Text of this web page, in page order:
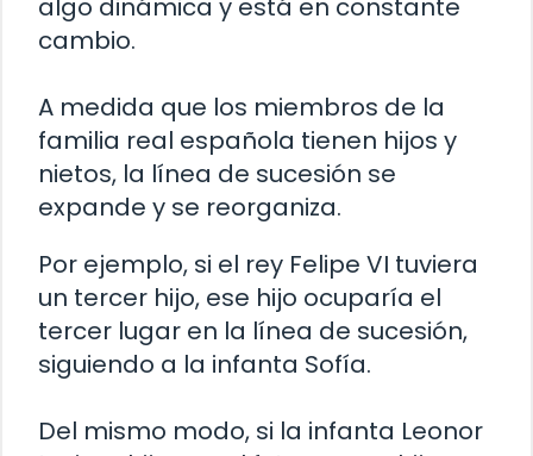
algo dinámica y está en constante
cambio.
A medida que los miembros de la
familia real española tienen hijos y
nietos, la línea de sucesión se
expande y se reorganiza.
Por ejemplo, si el rey Felipe VI tuviera
un tercer hijo, ese hijo ocuparía el
tercer lugar en la línea de sucesión,
siguiendo a la infanta Sofía.
Del mismo modo, si la infanta Leonor